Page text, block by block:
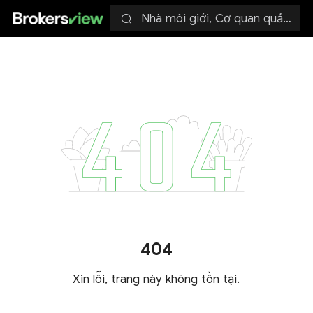
Nhà môi giới, Cơ quan quản lý
404
Xin lỗi, trang này không tồn tại.